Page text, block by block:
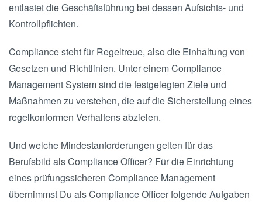
entlastet die Geschäftsführung bei dessen Aufsichts- und
Kontrollpflichten.
Compliance steht für Regeltreue, also die Einhaltung von
Gesetzen und Richtlinien. Unter einem Compliance
Management System sind die festgelegten Ziele und
Maßnahmen zu verstehen, die auf die Sicherstellung eines
regelkonformen Verhaltens abzielen.
Und welche Mindestanforderungen gelten für das
Berufsbild als Compliance Officer? Für die Einrichtung
eines prüfungssicheren Compliance Management
übernimmst Du als Compliance Officer folgende Aufgaben